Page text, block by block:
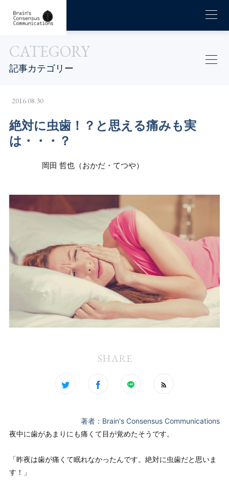
CATEGORY
記事カテゴリー
2016.08.30
絶対に虫歯！？と思える痛みも実
は・・・？
岡田 哲也（おかだ・てつや）
SHARE
著者：Brain's Consensus Communications
夜中に歯があまりにも痛くて目が覚めたそうです。
「昨夜は歯が痛くて眠れなかったんです。絶対に虫歯だと思いま
す！」